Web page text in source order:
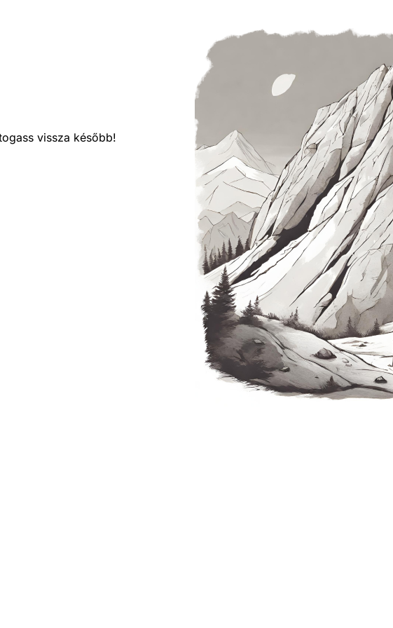
vissza később!